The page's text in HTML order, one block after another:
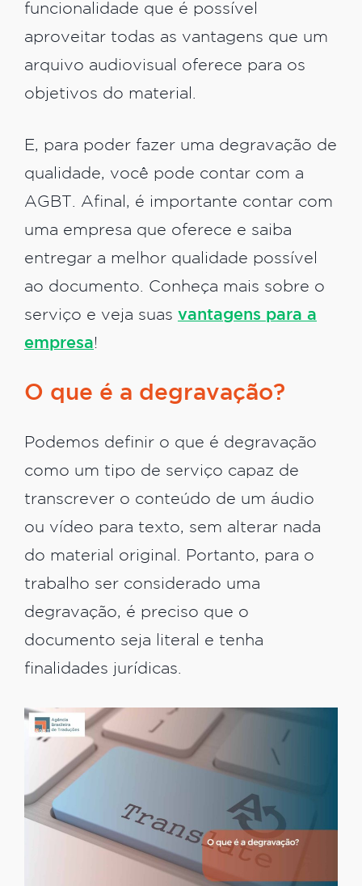
funcionalidade que é possível
aproveitar todas as vantagens que um
arquivo audiovisual oferece para os
objetivos do material.
E, para poder fazer uma degravação de
qualidade, você pode contar com a
AGBT. Afinal, é importante contar com
uma empresa que oferece e saiba
entregar a melhor qualidade possível
ao documento. Conheça mais sobre o
serviço e veja suas vantagens para a
empresa!
O que é a degravação?
Podemos definir o que é degravação
como um tipo de serviço capaz de
transcrever o conteúdo de um áudio
ou vídeo para texto, sem alterar nada
do material original. Portanto, para o
trabalho ser considerado uma
degravação, é preciso que o
documento seja literal e tenha
finalidades jurídicas.